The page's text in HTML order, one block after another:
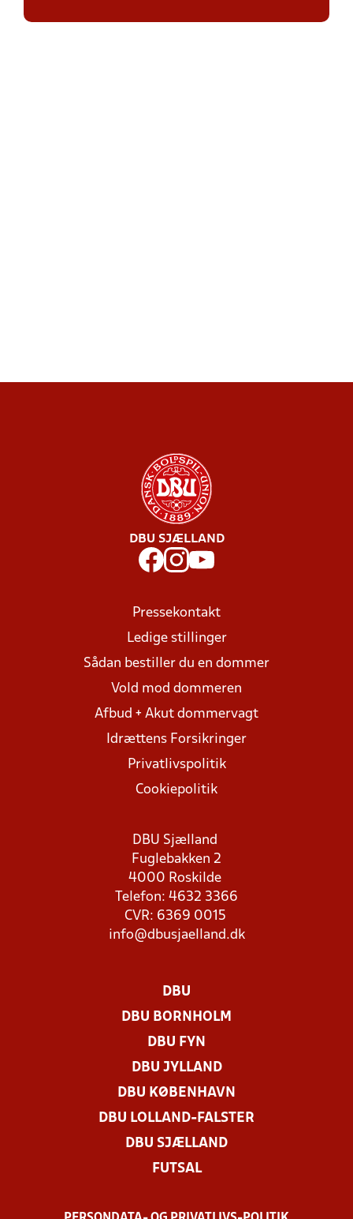
DBU SJÆLLAND
Pressekontakt
Ledige stillinger
Sådan bestiller du en dommer
Vold mod dommeren
Afbud + Akut dommervagt
Idrættens Forsikringer
Privatlivspolitik
Cookiepolitik
DBU Sjælland
Fuglebakken 2
4000 Roskilde
Telefon: 4632 3366
CVR: 6369 0015
info@dbusjaelland.dk
DBU
DBU BORNHOLM
DBU FYN
DBU JYLLAND
DBU KØBENHAVN
DBU LOLLAND-FALSTER
DBU SJÆLLAND
FUTSAL